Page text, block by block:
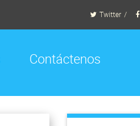
Twitter
Contáctenos